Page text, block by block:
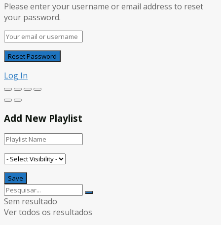
Please enter your username or email address to reset
your password.
Log In
Add New Playlist
Sem resultado
Ver todos os resultados